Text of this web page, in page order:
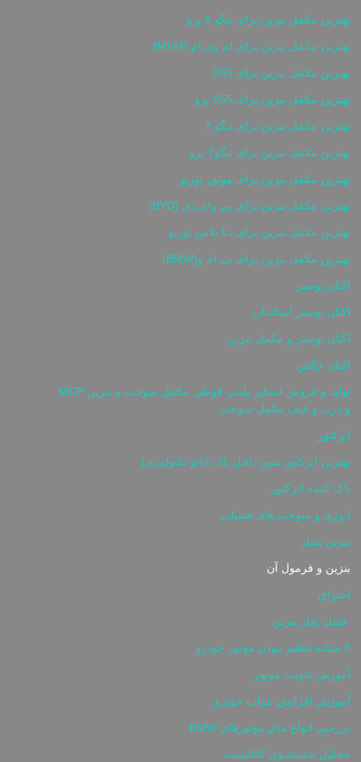
بهترین مکمل بنزین برای تیگو 8 پرو
بهترین مکمل بنزین برای ام وی ام (MVM)
بهترین مکمل بنزین برای X55
بهترین مکمل بنزین برای X55 پرو
بهترین مکمل بنزین برای تیگو 7
بهترین مکمل بنزین برای تیگو7 پرو
بهترین مکمل بنزین برای موتور توربو
بهترین مکمل بنزین برای بی وای دی (BYD)
بهترین مکمل بنزین برای دنا پلاس توربو
بهترین مکمل بنزین برای بی ام و(BMW)
اکتان بوستر
اکتان بوستر استاندارد
اکتان بوستر و مکمل بنزین
اکتان خالص
تولید و فروش استاپر پلمپ قوطی مکمل سوخت و بنزین MCP
و درب و قیف مکمل سوخت
انژکتور
بهترین انژکتور شور داخل باک (نانو تکنولوژی)
پاک کننده انژکتور
انرژی و سوخت های فسیلی
بنزین سیار
بنزین و فرمول آن
احتراق
فشار بخار بنزین
8 نشانه تنظیم نبودن موتور خودرو
آموزش تقویت موتور
آموزش افزایش شتاب خودرو
بررسی انواع مدل موتورهای BMW
محلول شستشوی کاتالیست